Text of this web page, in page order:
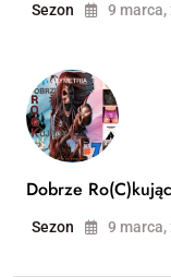
Sezon 9 marca,
Dobrze
Sezon 9 marca,